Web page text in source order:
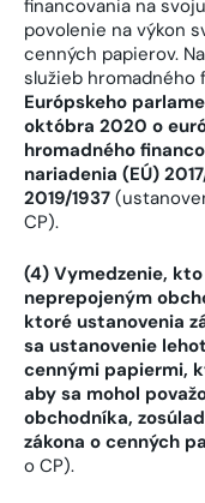
financovania na
povolenie na výkon
cenných papierov.
služieb hromadného
Európskeho
októbra 2020 o
hromadného
nariadenia (EÚ)
2019/1937
CP).
(4) Vymedzenie,
neprepojeným
ktoré ustanovenia
sa ustanovenie
cennými papiermi,
aby sa mohol
obchodníka,
zákona o cenných
o CP).